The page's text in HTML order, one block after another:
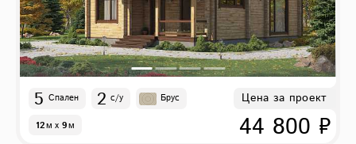
5 Спален 2 с/у Брус
12м x 9м
Цена за проект
44 800 ₽